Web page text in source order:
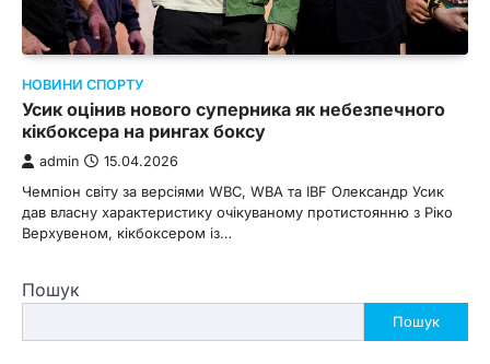
НОВИНИ СПОРТУ
Усик оцінив нового суперника як небезпечного
кікбоксера на рингах боксу
admin 15.04.2026
Чемпіон світу за версіями WBC, WBA та IBF Олександр Усик
дав власну характеристику очікуваному протистоянню з Ріко
Верхувеном, кікбоксером із…
Пошук
Пошук